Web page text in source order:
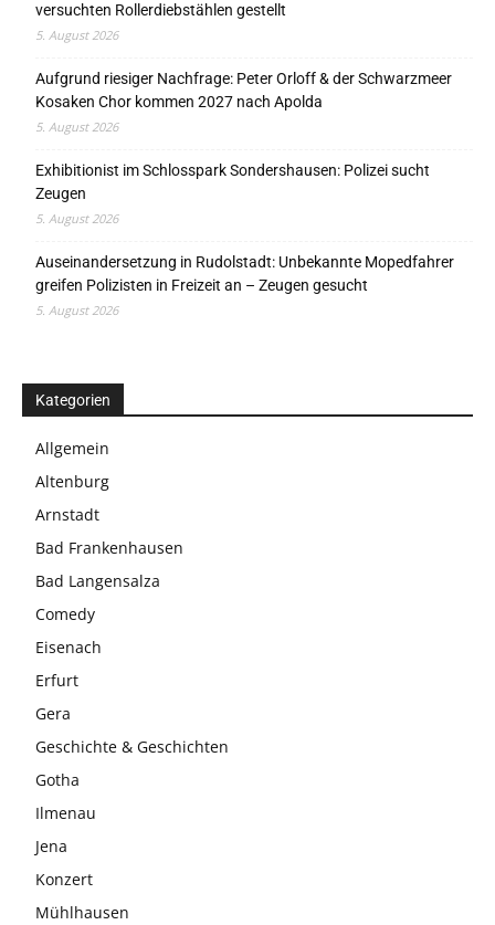
versuchten Rollerdiebstählen gestellt
5. August 2026
Aufgrund riesiger Nachfrage: Peter Orloff & der Schwarzmeer
Kosaken Chor kommen 2027 nach Apolda
5. August 2026
Exhibitionist im Schlosspark Sondershausen: Polizei sucht
Zeugen
5. August 2026
Auseinandersetzung in Rudolstadt: Unbekannte Mopedfahrer
greifen Polizisten in Freizeit an – Zeugen gesucht
5. August 2026
Kategorien
Allgemein
Altenburg
Arnstadt
Bad Frankenhausen
Bad Langensalza
Comedy
Eisenach
Erfurt
Gera
Geschichte & Geschichten
Gotha
Ilmenau
Jena
Konzert
Mühlhausen